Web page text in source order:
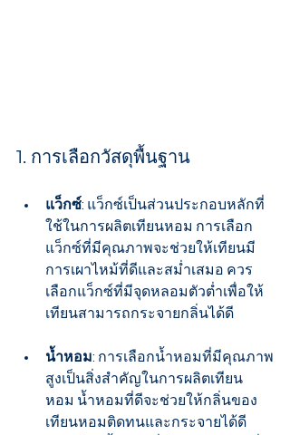
1. การเลือกวัสดุพื้นฐาน
แว็กซ์: แว็กซ์เป็นส่วนประกอบหลักที่
ใช้ในการผลิตเทียนหอม การเลือก
แว็กซ์ที่มีคุณภาพจะช่วยให้เทียนมี
การเผาไหม้ที่ดีและสม่ำเสมอ ควร
เลือกแว็กซ์ที่มีจุดหลอมตัวต่ำเพื่อให้
เทียนสามารถกระจายกลิ่นได้ดี
น้ำหอม: การเลือกน้ำหอมที่มีคุณภาพ
สูงเป็นสิ่งสำคัญในการผลิตเทียน
หอม น้ำหอมที่ดีจะช่วยให้กลิ่นของ
เทียนหอมติดทนและกระจายได้ดี